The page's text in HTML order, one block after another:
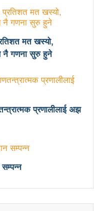
सामाजिक सञ्जाल
सार्वजनिक
and deeper
१५ जनाको मृत्यु
मत खस्यो,
नै गणना सुरु हुने
प्रणालीलाई अझ